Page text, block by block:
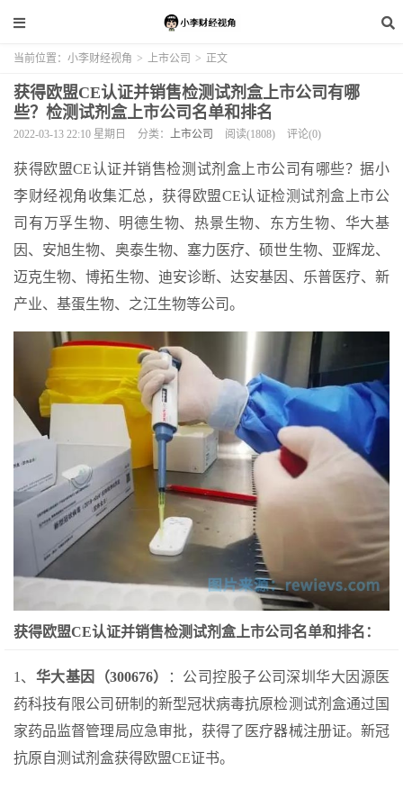
当前位置： 小李财经视角 > 上市公司 > 正文
获得欧盟CE认证并销售检测试剂盒上市公司有哪
些？检测试剂盒上市公司名单和排名
2022-03-13 22:10 星期日 分类： 上市公司 阅读(1808) 评论(0)
获得欧盟CE认证并销售检测试剂盒上市公司有哪些？据小
李财经视角收集汇总，获得欧盟CE认证检测试剂盒上市公
司有万孚生物、明德生物、热景生物、东方生物、华大基
因、安旭生物、奥泰生物、塞力医疗、硕世生物、亚辉龙、
迈克生物、博拓生物、迪安诊断、达安基因、乐普医疗、新
产业、基蛋生物、之江生物​等公司。
获得欧盟CE认证并销售检测试剂盒上市公司名单和排名：
1、 华大基因（300676）
：公司控股子公司深圳华大因源医
药科技有限公司研制的新型冠状病毒抗原检测试剂盒通过国
家药品监督管理局应急审批，获得了医疗器械注册证。新冠
抗原自测试剂盒获得欧盟CE证书。